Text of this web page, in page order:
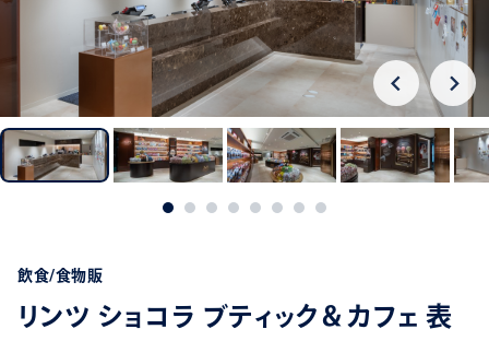
飲食/食物販
リンツ ショコラ ブティック＆カフェ 表